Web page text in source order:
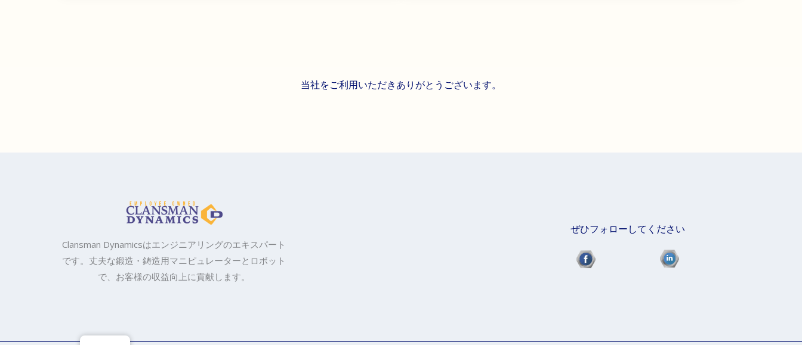
当社をご利用いただきありがとうございます。
Clansman Dynamicsはエンジニアリングのエキスパート
です。丈夫な鍛造・鋳造用マニピュレーターとロボット
で、お客様の収益向上に貢献します。
ぜひフォローしてください